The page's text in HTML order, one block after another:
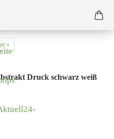
»
Druck schwarz weiß